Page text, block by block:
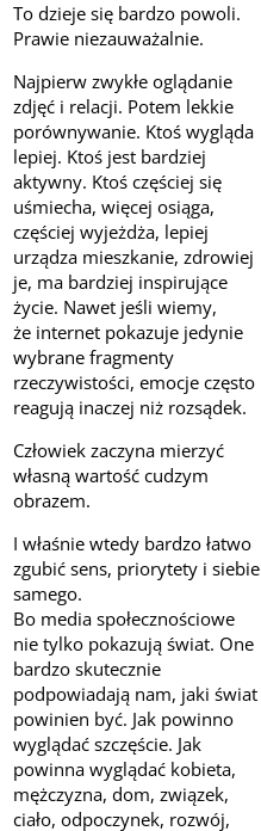
To dzieje się bardzo powoli.
Prawie niezauważalnie.
Najpierw zwykłe oglądanie
zdjęć i relacji. Potem lekkie
porównywanie. Ktoś wygląda
lepiej. Ktoś jest bardziej
aktywny. Ktoś częściej się
uśmiecha, więcej osiąga,
częściej wyjeżdża, lepiej
urządza mieszkanie, zdrowiej
je, ma bardziej inspirujące
życie. Nawet jeśli wiemy,
że internet pokazuje jedynie
wybrane fragmenty
rzeczywistości, emocje często
reagują inaczej niż rozsądek.
Człowiek zaczyna mierzyć
własną wartość cudzym
obrazem.
I właśnie wtedy bardzo łatwo
zgubić sens, priorytety i siebie
samego.
Bo media społecznościowe
nie tylko pokazują świat. One
bardzo skutecznie
podpowiadają nam, jaki świat
powinien być. Jak powinno
wyglądać szczęście. Jak
powinna wyglądać kobieta,
mężczyzna, dom, związek,
ciało, odpoczynek, rozwój,